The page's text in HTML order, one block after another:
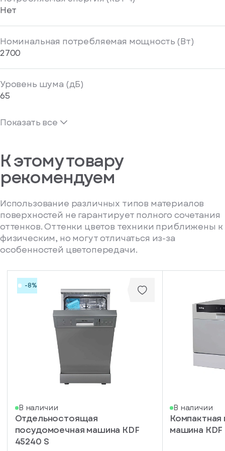
Нет
Номинальная потребляемая мощность (Вт)
2700
Уровень шума (дБ)
65
Показать все
К этому товару
рекомендуем
Использование различных типов материалов
поверхностей не гарантирует полного сочетания
оттенков. Оттенки цветов техники приближены к
физическим, но могут отличаться из-за
особенностей цветопередачи.
-8%
В наличии
Отдельностоящая
посудомоечная машина KDF
45240 S
В наличии
машина KDF
на